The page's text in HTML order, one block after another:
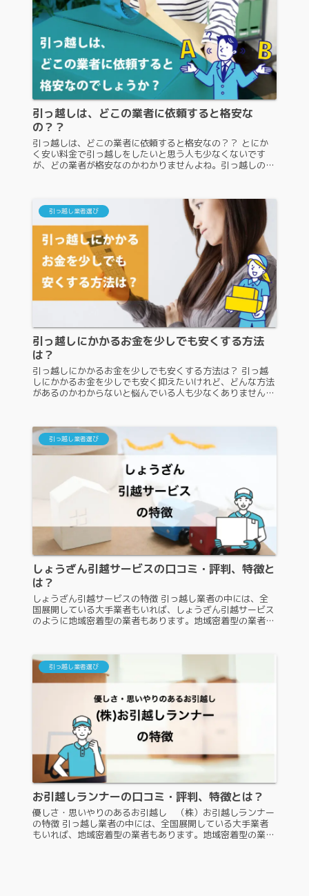
引っ越しは、どこの業者に依頼すると格安な
の？？
引っ越しは、どこの業者に依頼すると格安なの？？ とにか
く安い料金で引っ越しをしたいと思う人も少なくないです
が、どの業者が格安なのかわかりませんよね。引っ越しの価
引っ越し業者選び
引っ越しにかかるお金を少しでも安くする方法
は？
引っ越しにかかるお金を少しでも安くする方法は？ 引っ越
しにかかるお金を少しでも安く抑えたいけれど、どんな方法
があるのかわからないと悩んでいる人も少なくありません。
引っ越し業者選び
しょうざん引越サービスの口コミ・評判、特徴と
は？
しょうざん引越サービスの特徴 引っ越し業者の中には、全
国展開している大手業者もいれば、しょうざん引越サービス
のように地域密着型の業者もあります。地域密着型の業者
引っ越し業者選び
お引越しランナーの口コミ・評判、特徴とは？
優しさ・思いやりのあるお引越し （株）お引越しランナー
の特徴 引っ越し業者の中には、全国展開している大手業者
もいれば、地域密着型の業者もあります。地域密着型の業者